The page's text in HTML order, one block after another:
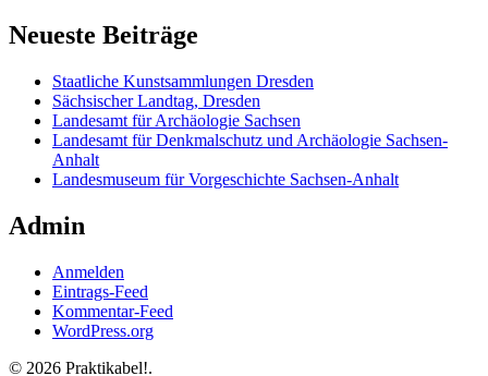
Neueste Beiträge
Staatliche Kunstsammlungen Dresden
Sächsischer Landtag, Dresden
Landesamt für Archäologie Sachsen
Landesamt für Denkmalschutz und Archäologie Sachsen-
Anhalt
Landesmuseum für Vorgeschichte Sachsen-Anhalt
Admin
Anmelden
Eintrags-Feed
Kommentar-Feed
WordPress.org
© 2026 Praktikabel!.